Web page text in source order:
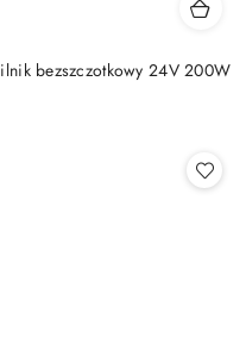
bezszczotkowy 24V 200W